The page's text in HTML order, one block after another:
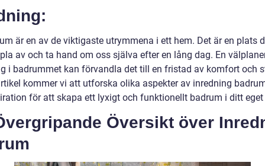
är en av de viktigaste utrymmena i ett hem. Det är en plats
av och ta hand om oss själva efter en lång dag. En
i badrummet kan förvandla det till en fristad av komfort och
kommer vi att utforska olika aspekter av inredning
för att skapa ett lyxigt och funktionellt badrum i ditt eget
Översikt över